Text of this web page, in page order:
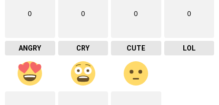
0
ANGRY
0
CRY
0
CUTE
0
LOL